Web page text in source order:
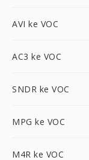
AVI ke VOC
AC3 ke VOC
SNDR ke VOC
MPG ke VOC
M4R ke VOC